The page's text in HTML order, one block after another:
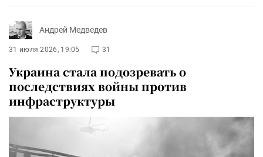
Андрей Медведев
31 июля 2026, 19:05 31
Украина стала подозревать о
последствиях войны против
инфраструктуры